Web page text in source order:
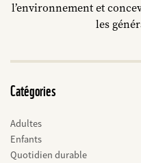
l’environnement et
les
Catégories
Adultes
Enfants
Quotidien durable